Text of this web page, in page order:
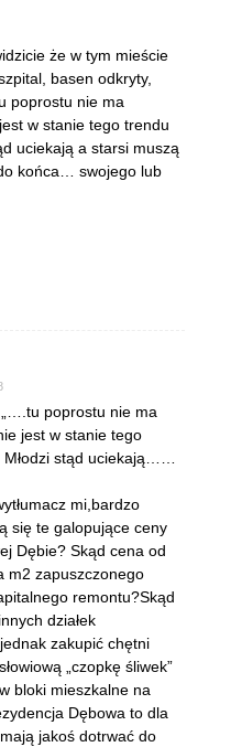
że w tym mieście
basen odkryty,
poprostu nie ma
w stanie tego trendu
uciekają a starsi muszą
końca… swojego lub
„….tu poprostu nie ma
jest w stanie tego
stąd uciekają……
mi,bardzo
się te galopujące ceny
Dębie? Skąd cena od
m2 zapuszczonego
remontu?Skąd
działek
zakupić chętni
„czopkę śliwek”
bloki mieszkalne na
Dębowa to dla
jakoś dotrwać do